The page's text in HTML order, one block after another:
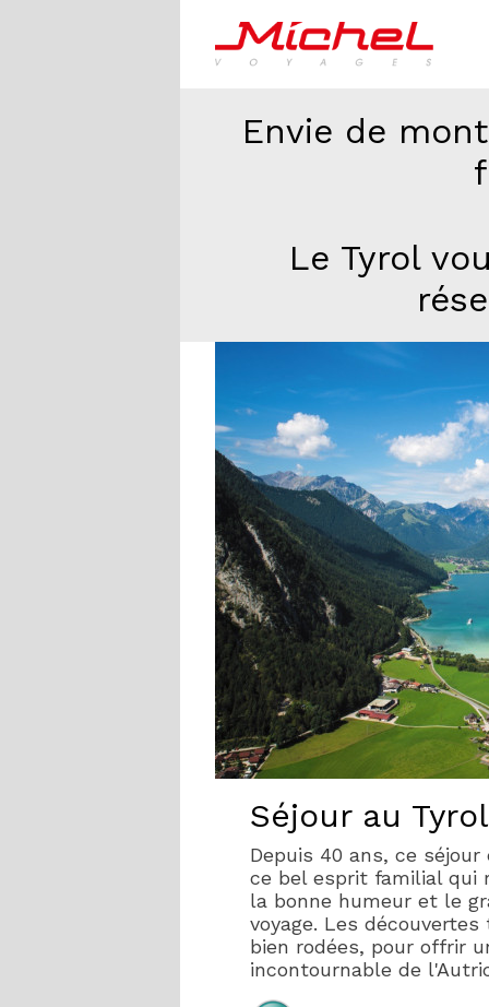
Envie de
Le Tyrol
Séjour au
Depuis 40 ans, ce
ce bel esprit familial qui
la bonne humeur et le
voyage. Les
bien rodées, pour offrir
incontournable de